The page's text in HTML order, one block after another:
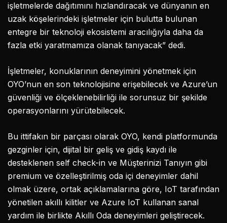
işletmelerde dağıtımını hızlandıracak ve dünyanın en
uzak köşelerindeki işletmeler için bulutta bulunan
entegre bir teknoloji ekosistemi aracılığıyla daha da
fazla etki yaratmamıza olanak tanıyacak” dedi.
İşletmeler, konuklarının deneyimini yönetmek için
OYO’nun en son teknolojisine erişebilecek ve Azure’un
güvenliği ve ölçeklenebilirliği ile sorunsuz bir şekilde
operasyonlarını yürütebilecek.
Bu ittifakın bir parçası olarak OYO, kendi platformunda
gezginler için, dijital bir geliş ve gidiş kaydı ile
desteklenen self check-in ve Müşterinizi Tanıyın gibi
premium ve özelleştirilmiş oda içi deneyimler dahil
olmak üzere, ortak açıklamalarına göre, IoT tarafından
yönetilen akıllı kilitler ve Azure IoT kullanan sanal
yardım ile birlikte Akıllı Oda deneyimleri geliştirecek.